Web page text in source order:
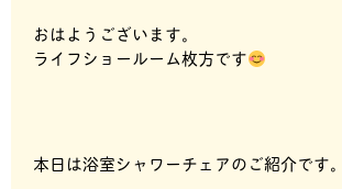
おはようございます。
ライフショールーム枚方です
本日は浴室シャワーチェアのご紹介です。